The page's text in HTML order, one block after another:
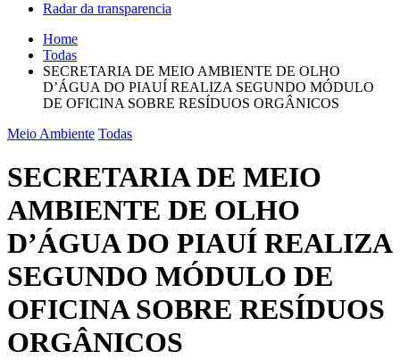
Radar da transparencia
Home
Todas
SECRETARIA DE MEIO AMBIENTE DE OLHO
D’ÁGUA DO PIAUÍ REALIZA SEGUNDO MÓDULO
DE OFICINA SOBRE RESÍDUOS ORGÂNICOS
Meio Ambiente Todas
SECRETARIA DE MEIO
AMBIENTE DE OLHO
D’ÁGUA DO PIAUÍ REALIZA
SEGUNDO MÓDULO DE
OFICINA SOBRE RESÍDUOS
ORGÂNICOS